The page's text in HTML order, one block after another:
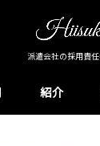
派遣会社の採用責
紹介